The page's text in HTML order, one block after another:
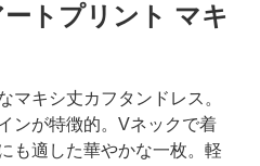
トプリント マキ
マキシ丈カフタンドレス。
ンが特徴的。Vネックで着
も適した華やかな一枚。軽